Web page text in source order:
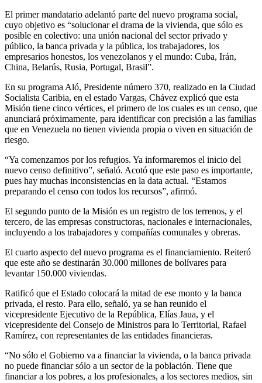
El primer mandatario adelantó parte del nuevo programa social,
cuyo objetivo es “solucionar el drama de la vivienda, que sólo es
posible en colectivo: una unión nacional del sector privado y
público, la banca privada y la pública, los trabajadores, los
empresarios honestos, los venezolanos y el mundo: Cuba, Irán,
China, Belarús, Rusia, Portugal, Brasil”.
En su programa Aló, Presidente número 370, realizado en la Ciudad
Socialista Caribia, en el estado Vargas, Chávez explicó que esta
Misión tiene cinco vértices, el primero de los cuales es un censo, que
anunciará próximamente, para identificar con precisión a las familias
que en Venezuela no tienen vivienda propia o viven en situación de
riesgo.
“Ya comenzamos por los refugios. Ya informaremos el inicio del
nuevo censo definitivo”, señaló. Acotó que este paso es importante,
pues hay muchas inconsistencias en la data actual. “Estamos
preparando el censo con todos los recursos”, afirmó.
El segundo punto de la Misión es un registro de los terrenos, y el
tercero, de las empresas constructoras, nacionales e internacionales,
incluyendo a los trabajadores y compañías comunales y obreras.
El cuarto aspecto del nuevo programa es el financiamiento. Reiteró
que este año se destinarán 30.000 millones de bolívares para
levantar 150.000 viviendas.
Ratificó que el Estado colocará la mitad de ese monto y la banca
privada, el resto. Para ello, señaló, ya se han reunido el
vicepresidente Ejecutivo de la República, Elías Jaua, y el
vicepresidente del Consejo de Ministros para lo Territorial, Rafael
Ramírez, con representantes de las entidades financieras.
“No sólo el Gobierno va a financiar la vivienda, o la banca privada
no puede financiar sólo a un sector de la población. Tiene que
financiar a los pobres, a los profesionales, a los sectores medios, sin